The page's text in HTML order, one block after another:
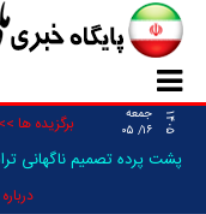
۱۴۰۵
جمعه
۱۶/ ۰۵
برگزیده ها >>
پشت پرده تصمیم ناگهانی
متوقف شد؟/ ونس و کی_